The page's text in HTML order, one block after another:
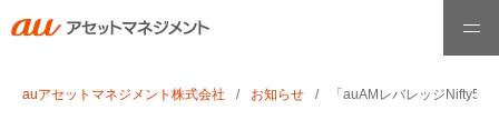
ホーム
auアセットマネジメント株式会社 お知らせ 「auAMレバレッジNifty50